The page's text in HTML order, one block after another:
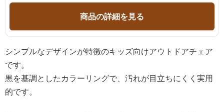
商品の詳細を見る
シンプルなデザインが特徴のキッズ向けアウトドアチェア
です。
黒を基調としたカラーリングで、汚れが目立ちにくく実用
的です。